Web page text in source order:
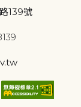
139號